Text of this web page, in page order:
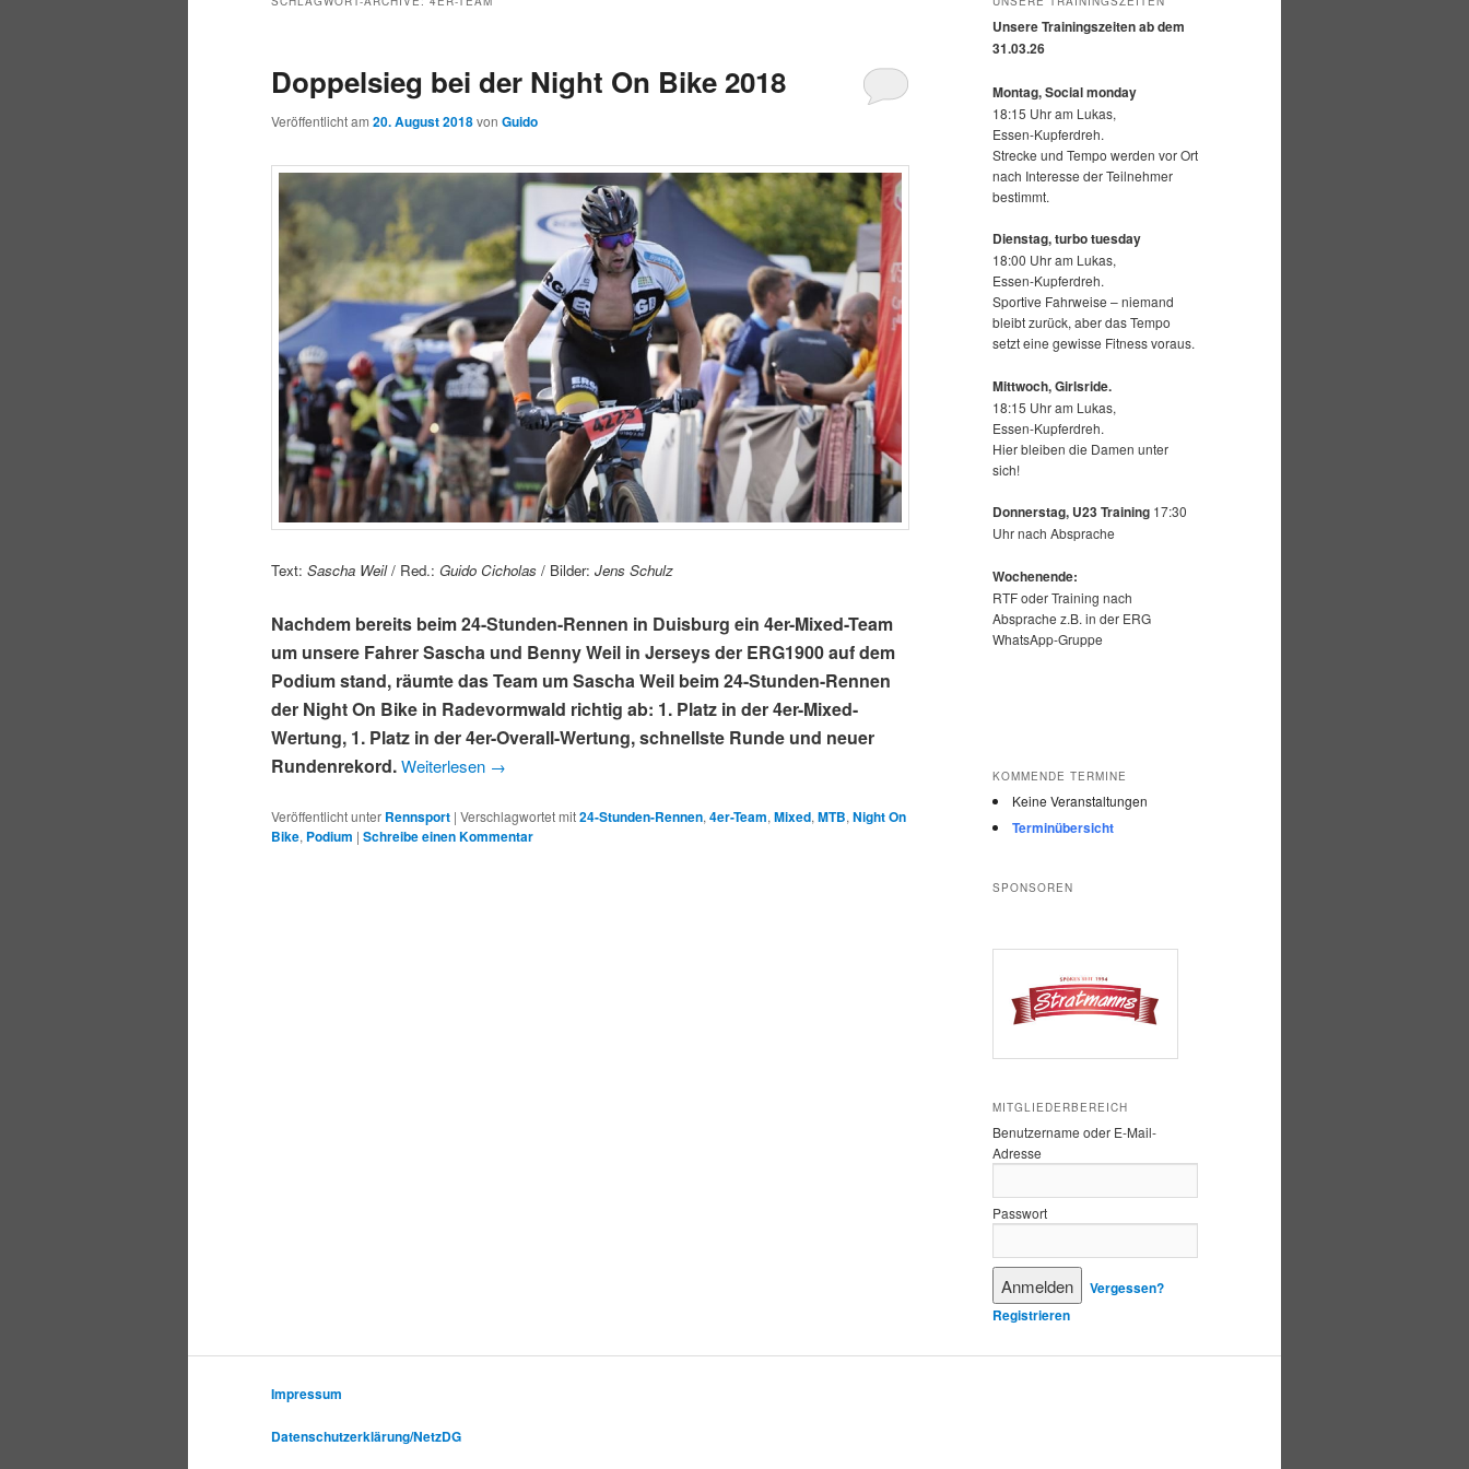
Doppelsieg bei der Night On Bike 2018
Veröffentlicht am 20. August 2018von Guido
Text: Sascha Weil/ Red.: Guido Cicholas / Bilder: Jens Schulz
Nachdem bereits beim 24-Stunden-Rennen in Duisburg ein 4er-Mixed-Team
um unsere Fahrer Sascha und Benny Weil in Jerseys der ERG1900 auf dem
Podium stand, räumte das Team um Sascha Weil beim 24-Stunden-Rennen
der Night On Bike in Radevormwald richtig ab: 1. Platz in der 4er-Mixed-
Wertung, 1. Platz in der 4er-Overall-Wertung, schnellste Runde und neuer
Rundenrekord.Weiterlesen →
Veröffentlicht unter Rennsport | Verschlagwortet mit24-Stunden-Rennen, 4er-Team, Mixed, MTB, Night On
Bike, Podium | Schreibe einen Kommentar
Unsere Trainingszeiten ab dem
31.03.26
Montag, Social monday
18:15 Uhr am Lukas,
Essen-Kupferdreh.
Strecke und Tempo werden vor Ort
nach Interesse der Teilnehmer
bestimmt.
Dienstag, turbo tuesday
18:00 Uhr am Lukas,
Essen-Kupferdreh.
Sportive Fahrweise – niemand
bleibt zurück, aber das Tempo
setzt eine gewisse Fitness voraus.
Mittwoch,Girlsride.
18:15 Uhr am Lukas,
Essen-Kupferdreh.
Hier bleiben die Damen unter
sich!
Donnerstag, U23 Training 17:30
Uhr nach Absprache
Wochenende:
RTF oder Training nach
Absprache z.B. in der ERG
WhatsApp-Gruppe
KOMMENDE TERMINE
Keine Veranstaltungen
Terminübersicht
SPONSOREN
MITGLIEDERBEREICH
Benutzername oder E-Mail-
Adresse
Passwort
Vergessen?
Registrieren
Impressum
Datenschutzerklärung/NetzDG